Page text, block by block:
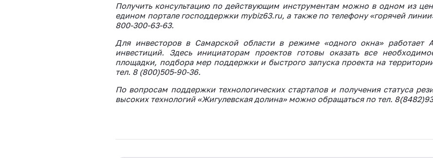
Получить консультацию по действующим инструментам можно в одном из
едином портале господдержки mybiz63.ru, а также по телефону «горячей
800-300-63-63.
Для инвесторов в Самарской области в режиме «одного окна» работает
инвестиций. Здесь инициаторам проектов готовы оказать все
площадки, подбора мер поддержки и быстрого запуска проекта на
тел. 8 (800)505-90-36.
По вопросам поддержки технологических стартапов и получения статуса
высоких технологий «Жигулевская долина» можно обращаться по тел.